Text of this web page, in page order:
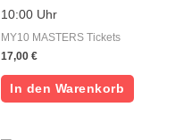
10:00 Uhr
MY10 MASTERS Tickets
17,00 €
In den Warenkorb